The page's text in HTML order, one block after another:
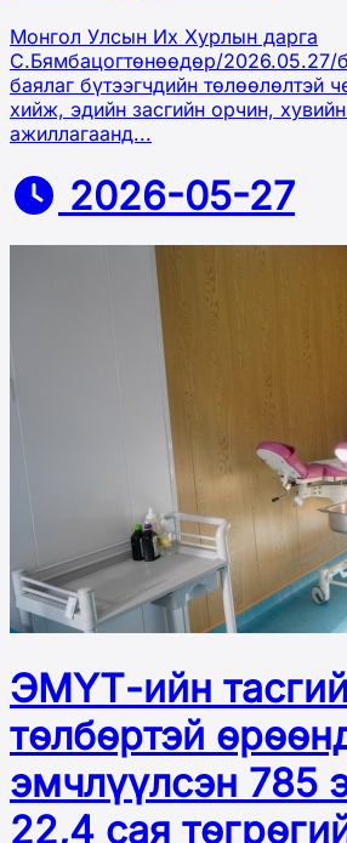
Монгол Улсын Их Хурлын дарга
С.Бямбацогтөнөөдөр/2026.05.27/
баялаг бүтээгчдийн төлөөлөлтэй
хийж, эдийн засгийн орчин,
ажиллагаанд...
2026-05-27
ЭМҮТ-ийн
төлбөртэй
эмчлүүлсэн 785
22,4 сая